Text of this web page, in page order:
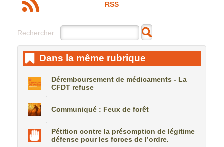
RSS
Rechercher :
Dans la même rubrique
Déremboursement de médicaments - La
CFDT refuse
Communiqué : Feux de forêt
Pétition contre la présomption de légitime
défense pour les forces de l’ordre.